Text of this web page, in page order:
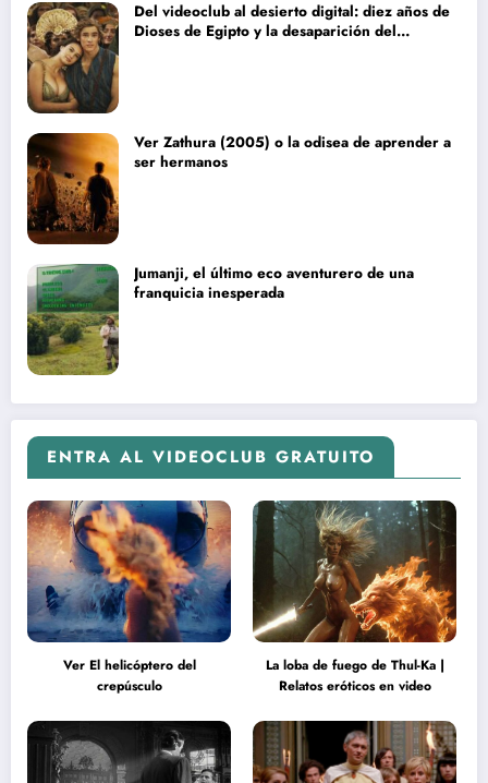
Del videoclub al desierto digital: diez años de
Dioses de Egipto y la desaparición del
Ver Zathura (2005) o la odisea de aprender a
ser hermanos
Jumanji, el último eco aventurero de una
franquicia inesperada
ENTRA AL VIDEOCLUB GRATUITO
Ver El helicóptero del
crepúsculo
La loba de fuego de Thul-Ka |
Relatos eróticos en video